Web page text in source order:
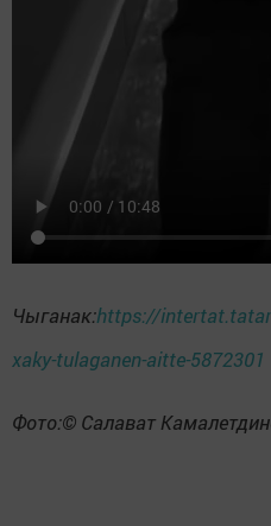
Чыганак:https://
xaky-tulaganen-aitte-5872301
Фото:© Салават